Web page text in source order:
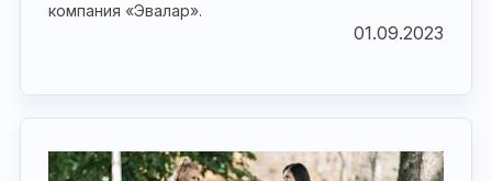
компания «Эвалар».
01.09.2023